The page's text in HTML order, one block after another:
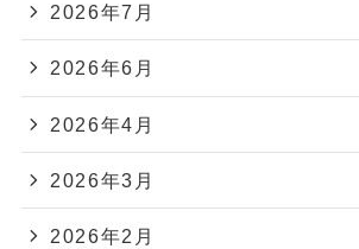
2026年7月
2026年6月
2026年4月
2026年3月
2026年2月